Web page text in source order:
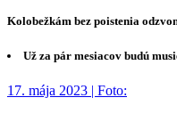
Kolobežkám bez poistenia
Už za pár mesiacov budú
17. mája 2023 | Foto: